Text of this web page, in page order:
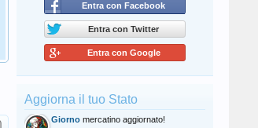
Entra con Facebook
Entra con Twitter
Entra con Google
Aggiorna il tuo Stato
Giorno mercatino aggiornato!